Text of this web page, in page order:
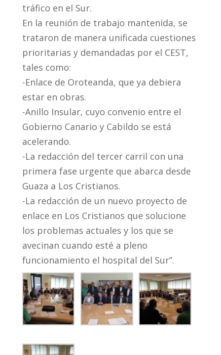
tráfico en el Sur.
En la reunión de trabajo mantenida, se
trataron de manera unificada cuestiones
prioritarias y demandadas por el CEST,
tales como:
-Enlace de Oroteanda, que ya debiera
estar en obras.
-Anillo Insular, cuyo convenio entre el
Gobierno Canario y Cabildo se está
acelerando.
-La redacción del tercer carril con una
primera fase urgente que abarca desde
Guaza a Los Cristianos.
-La redacción de un nuevo proyecto de
enlace en Los Cristianos que solucione
los problemas actuales y los que se
avecinan cuando esté a pleno
funcionamiento el hospital del Sur”.